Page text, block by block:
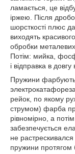
ламається, це
іржею. Після
шорсткості плюс
виходять
обробки
Потім: мийка,
і відправка в
Пружини
рейок, по якому
струмом) фарба
рівномірно, а
забезпечується
не
пружини протягом